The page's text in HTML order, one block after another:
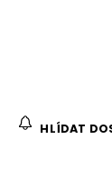
HLÍDAT